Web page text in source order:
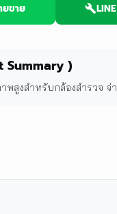
ยขาย
)
พสูงสำหรับกล้องสำรวจ